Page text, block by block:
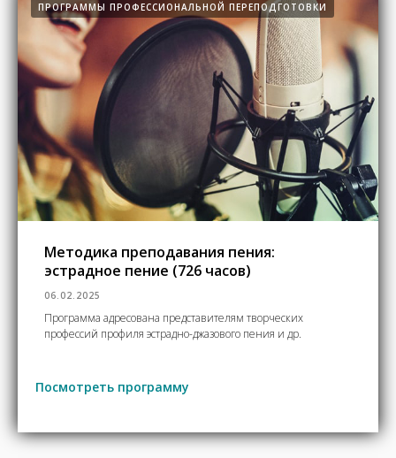
ПРОГРАММЫ ПРОФЕССИОНАЛЬНОЙ ПЕРЕПОДГОТОВКИ
Методика преподавания пения:
эстрадное пение (726 часов)
06.02.2025
Программа адресована представителям творческих
профессий профиля эстрадно-джазового пения и др.
Посмотреть программу